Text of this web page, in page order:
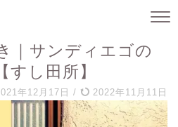
｜サンディエゴの
すし田所】
年12月17日 / 2022年11月11日